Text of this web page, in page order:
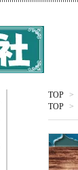
TOP >
TOP
>